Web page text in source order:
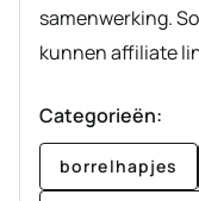
samenwerking.
kunnen affiliate
Categorieën:
borrelhapjes